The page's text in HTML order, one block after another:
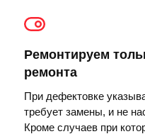
Ремонтируем
ремонта
При дефектовке
требует замены, и не
Кроме случаев при